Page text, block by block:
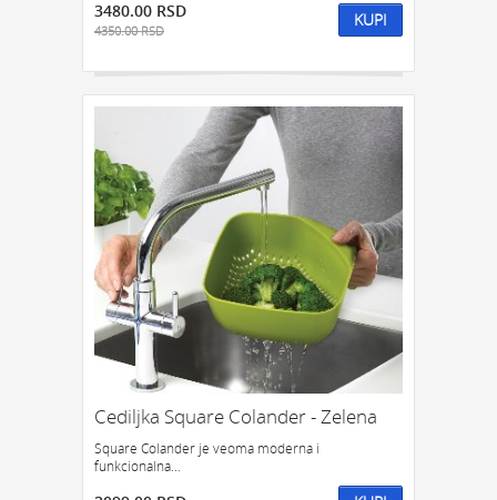
3480.00 RSD
4350.00 RSD
KUPI
Cediljka Square Colander - Zelena
Square Colander je veoma moderna i
funkcionalna...